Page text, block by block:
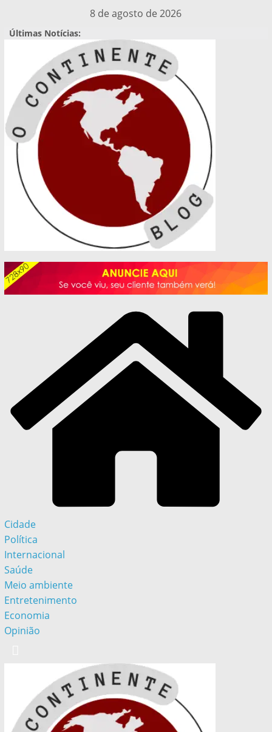
para
8 de agosto de 2026
Últimas Notícias:
Cidade
Política
Internacional
Saúde
Meio ambiente
Entretenimento
Economia
Opinião